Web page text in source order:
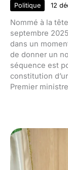
Politique 12
Nommé à la
septembre
dans un
de donner un
séquence est
constitution
Premier